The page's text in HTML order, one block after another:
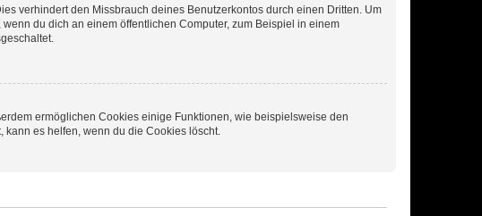
verhindert den Missbrauch deines Benutzerkontos durch einen Dritten. Um
du dich an einem öffentlichen Computer, zum Beispiel in einem
ermöglichen Cookies einige Funktionen, wie beispielsweise den
kann es helfen, wenn du die Cookies löscht.